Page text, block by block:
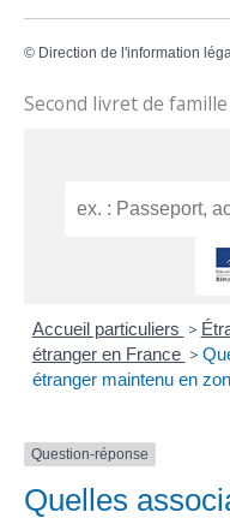
© Direction de l'information
Second livret de famille
Accueil particuliers >
étranger en France >
étranger maintenu en
Question-réponse
Quelles